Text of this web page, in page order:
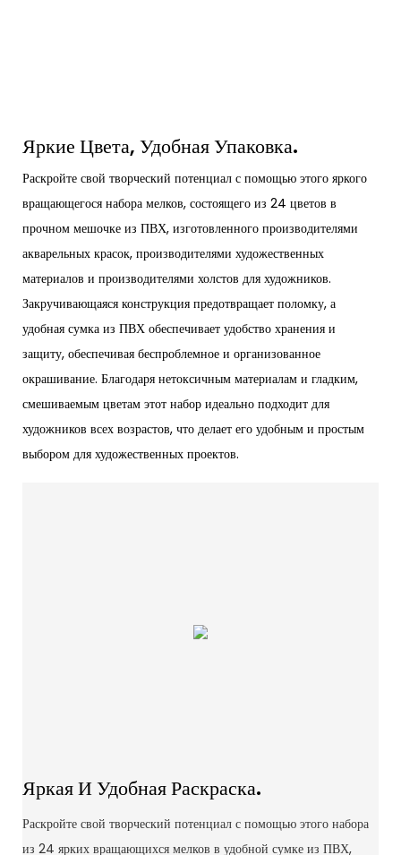
Яркие Цвета, Удобная Упаковка.
Раскройте свой творческий потенциал с помощью этого яркого
вращающегося набора мелков, состоящего из 24 цветов в
прочном мешочке из ПВХ, изготовленного производителями
акварельных красок, производителями художественных
материалов и производителями холстов для художников.
Закручивающаяся конструкция предотвращает поломку, а
удобная сумка из ПВХ обеспечивает удобство хранения и
защиту, обеспечивая беспроблемное и организованное
окрашивание. Благодаря нетоксичным материалам и гладким,
смешиваемым цветам этот набор идеально подходит для
художников всех возрастов, что делает его удобным и простым
выбором для художественных проектов.
Яркая И Удобная Раскраска.
Раскройте свой творческий потенциал с помощью этого набора
из 24 ярких вращающихся мелков в удобной сумке из ПВХ,